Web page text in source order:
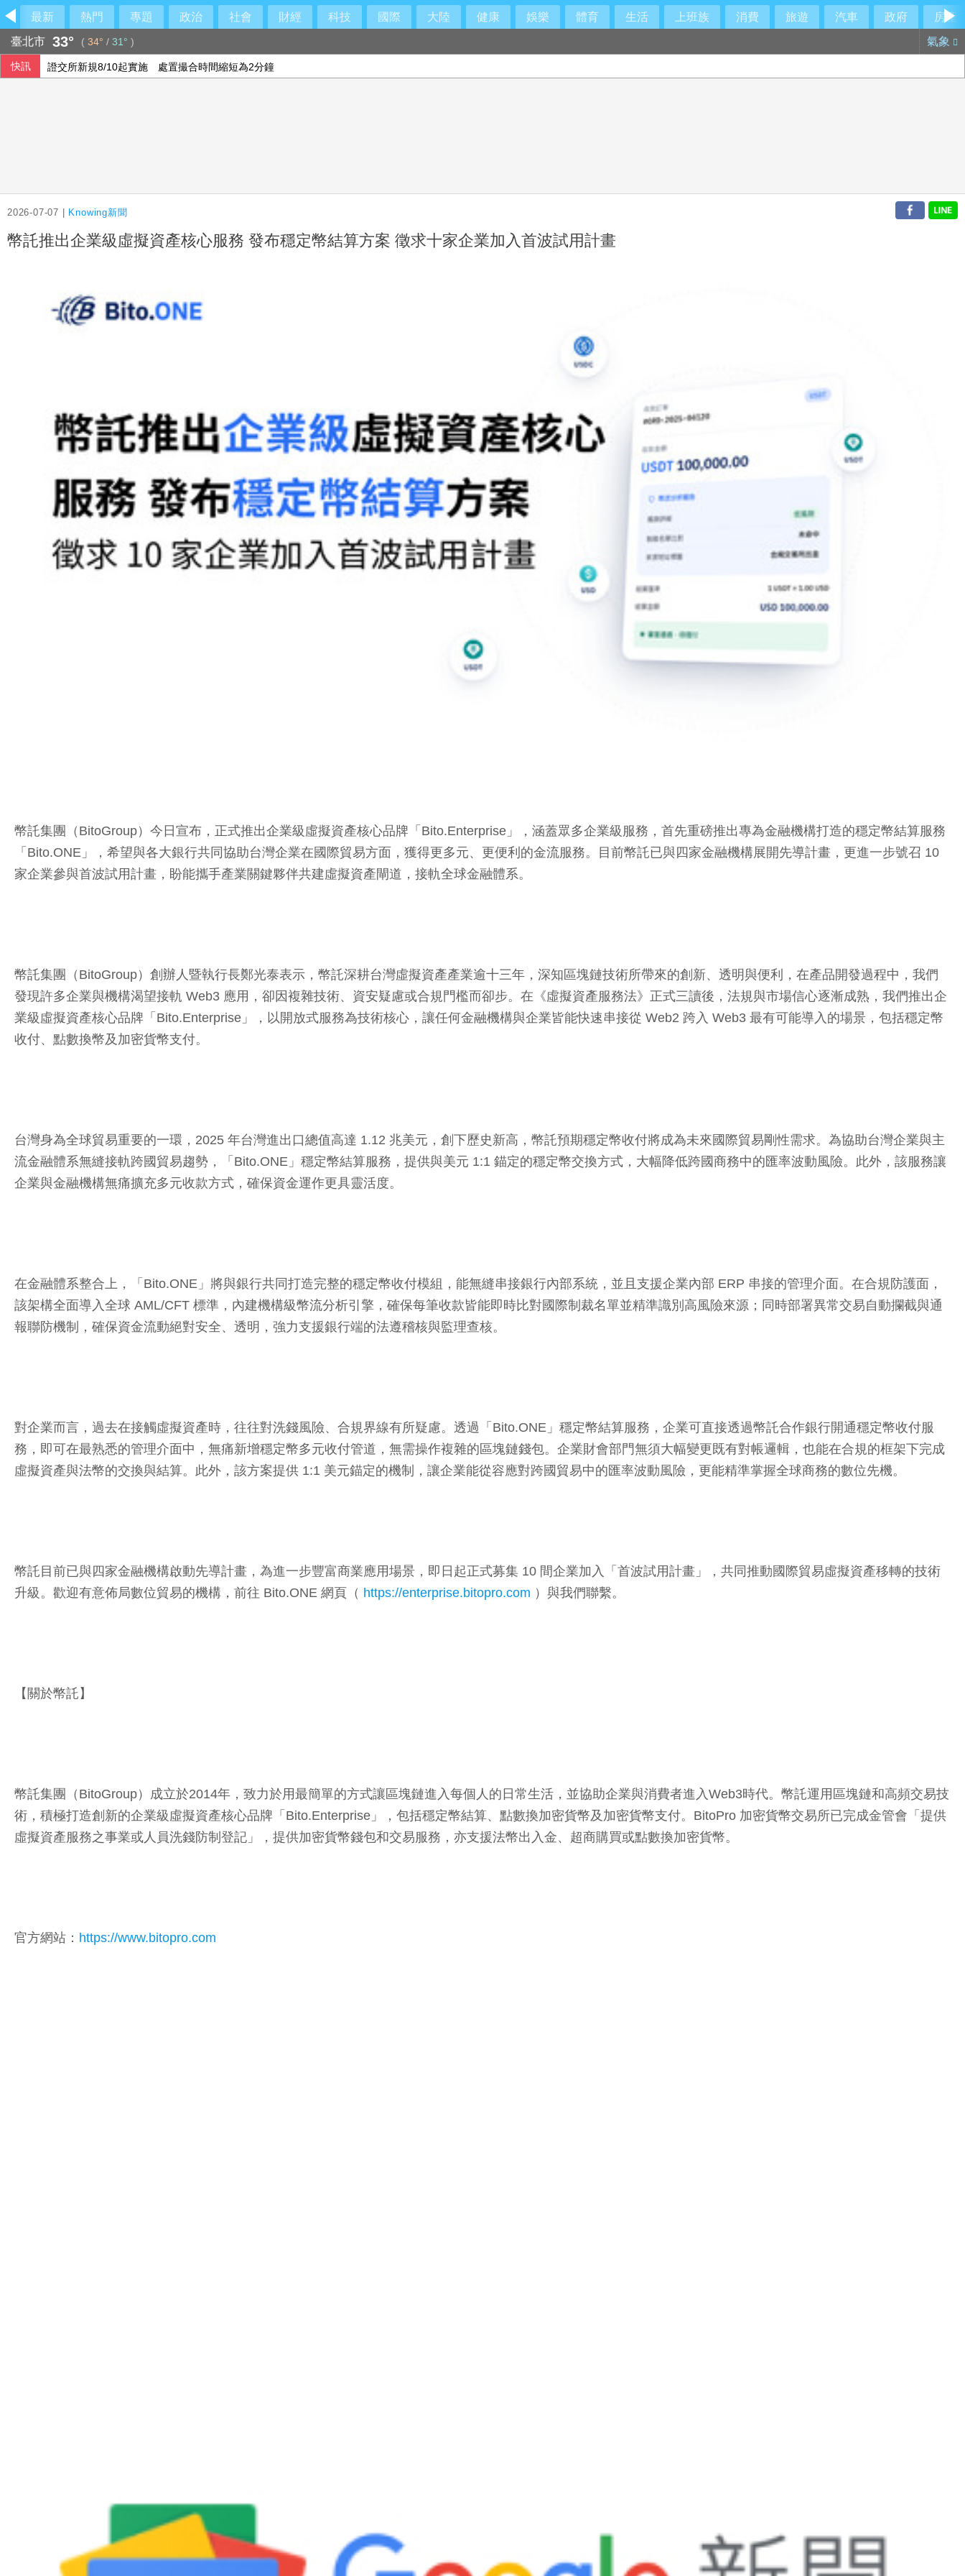
最新 熱門 專題 政治 社會 財經 科技 國際 大陸 健康 娛樂 體育 生活 上班族 消費 旅遊 汽車 政府
房產
臺北市 33° ( 34° / 31° ) 氣象
快訊 證交所新規8/10起實施 處置撮合時間縮短為2分鐘
2026-07-07 | Knowing新聞
幣託推出企業級虛擬資產核心服務 發布穩定幣結算方案 徵求十家企業加入首波試用計畫
幣託集團（BitoGroup）今日宣布，正式推出企業級虛擬資產核心品牌「Bito.Enterprise」，涵蓋眾多企業級服務，首先重磅推出專為金融機構打造的穩定幣結算服務
「Bito.ONE」，希望與各大銀行共同協助台灣企業在國際貿易方面，獲得更多元、更便利的金流服務。目前幣託已與四家金融機構展開先導計畫，更進一步號召 10
家企業參與首波試用計畫，盼能攜手產業關鍵夥伴共建虛擬資產閘道，接軌全球金融體系。
幣託集團（BitoGroup）創辦人暨執行長鄭光泰表示，幣託深耕台灣虛擬資產產業逾十三年，深知區塊鏈技術所帶來的創新、透明與便利，在產品開發過程中，我們
發現許多企業與機構渴望接軌 Web3 應用，卻因複雜技術、資安疑慮或合規門檻而卻步。在《虛擬資產服務法》正式三讀後，法規與市場信心逐漸成熟，我們推出企
業級虛擬資產核心品牌「Bito.Enterprise」，以開放式服務為技術核心，讓任何金融機構與企業皆能快速串接從 Web2 跨入 Web3 最有可能導入的場景，包括穩定幣
收付、點數換幣及加密貨幣支付。
台灣身為全球貿易重要的一環，2025 年台灣進出口總值高達 1.12 兆美元，創下歷史新高，幣託預期穩定幣收付將成為未來國際貿易剛性需求。為協助台灣企業與主
流金融體系無縫接軌跨國貿易趨勢，「Bito.ONE」穩定幣結算服務，提供與美元 1:1 錨定的穩定幣交換方式，大幅降低跨國商務中的匯率波動風險。此外，該服務讓
企業與金融機構無痛擴充多元收款方式，確保資金運作更具靈活度。
在金融體系整合上，「Bito.ONE」將與銀行共同打造完整的穩定幣收付模組，能無縫串接銀行內部系統，並且支援企業內部 ERP 串接的管理介面。在合規防護面，
該架構全面導入全球 AML/CFT 標準，內建機構級幣流分析引擎，確保每筆收款皆能即時比對國際制裁名單並精準識別高風險來源；同時部署異常交易自動攔截與通
報聯防機制，確保資金流動絕對安全、透明，強力支援銀行端的法遵稽核與監理查核。
對企業而言，過去在接觸虛擬資產時，往往對洗錢風險、合規界線有所疑慮。透過「Bito.ONE」穩定幣結算服務，企業可直接透過幣託合作銀行開通穩定幣收付服
務，即可在最熟悉的管理介面中，無痛新增穩定幣多元收付管道，無需操作複雜的區塊鏈錢包。企業財會部門無須大幅變更既有對帳邏輯，也能在合規的框架下完成
虛擬資產與法幣的交換與結算。此外，該方案提供 1:1 美元錨定的機制，讓企業能從容應對跨國貿易中的匯率波動風險，更能精準掌握全球商務的數位先機。
幣託目前已與四家金融機構啟動先導計畫，為進一步豐富商業應用場景，即日起正式募集 10 間企業加入「首波試用計畫」，共同推動國際貿易虛擬資產移轉的技術
升級。歡迎有意佈局數位貿易的機構，前往 Bito.ONE 網頁（ https://enterprise.bitopro.com ）與我們聯繫。
【關於幣託】
幣託集團（BitoGroup）成立於2014年，致力於用最簡單的方式讓區塊鏈進入每個人的日常生活，並協助企業與消費者進入Web3時代。幣託運用區塊鏈和高頻交易技
術，積極打造創新的企業級虛擬資產核心品牌「Bito.Enterprise」，包括穩定幣結算、點數換加密貨幣及加密貨幣支付。BitoPro 加密貨幣交易所已完成金管會「提供
虛擬資產服務之事業或人員洗錢防制登記」，提供加密貨幣錢包和交易服務，亦支援法幣出入金、超商購買或點數換加密貨幣。
官方網站： https://www.bitopro.com